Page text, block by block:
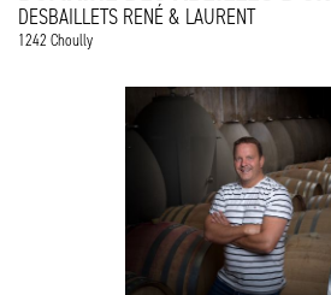
DESBAILLETS RENÉ & LAURENT
1242 Choully